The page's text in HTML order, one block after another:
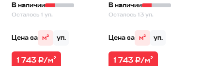
В наличии
Осталось 1 уп.
Цена за м² уп.
1 743 ₽/м²
В наличии
Осталось 13 уп.
Цена за м² уп.
1 743 ₽/м²